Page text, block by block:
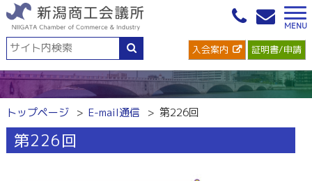
入会案内 証明書/申請
トップページ E-mail通信 第226回
第226回